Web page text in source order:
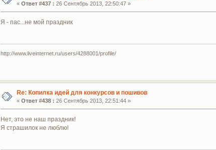
« Ответ #437 : 26 Сентябрь 2013, 22:50:47 »
Я - пас...не мой праздник
http://www.liveinternet.ru/users/4288001/profile/
Re: Копилка идей для конкурсов и пошивов
« Ответ #438 : 26 Сентябрь 2013, 22:51:44 »
Нет, это не наш праздник!
Я страшилок не люблю!